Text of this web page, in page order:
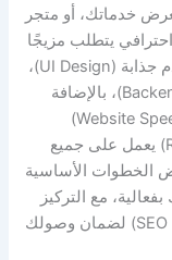
خدماتك، أو متجر
يتطلب مزيجًا
من التخطيط الجيد، وتصميم واجهات مستخدم جذابة (UI Design)،
وتطوير واجهة خلفية قوية (Backend Development)، بالإضافة
إلى تحسين سرعة الموقع (Website Speed Optimization)
وتصميم متجاوب (Responsive Web Design) يعمل على جميع
الخطوات الأساسية
مع التركيز
على تحسين محركات البحث (SEO Optimization) لضمان وصولك